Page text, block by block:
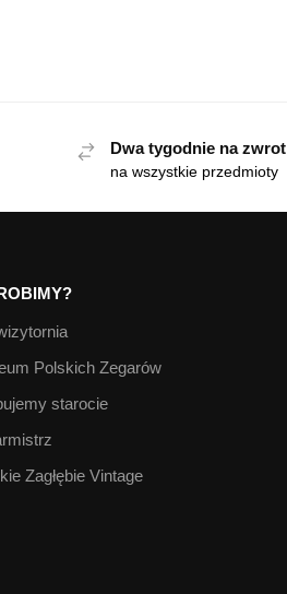
Dwa tygodnie na zwrot
na wszystkie przedmioty
Polskich Zegarów
starocie
Zagłębie Vintage